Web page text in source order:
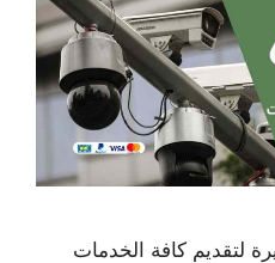
لتقديم كافة الخدمات